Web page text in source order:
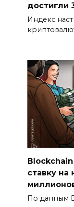
достигли
Индекс
ставку на
По данным